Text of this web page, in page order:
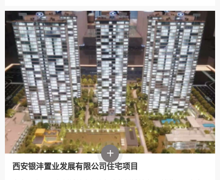
西安银沣置业发展有限公司住宅项目